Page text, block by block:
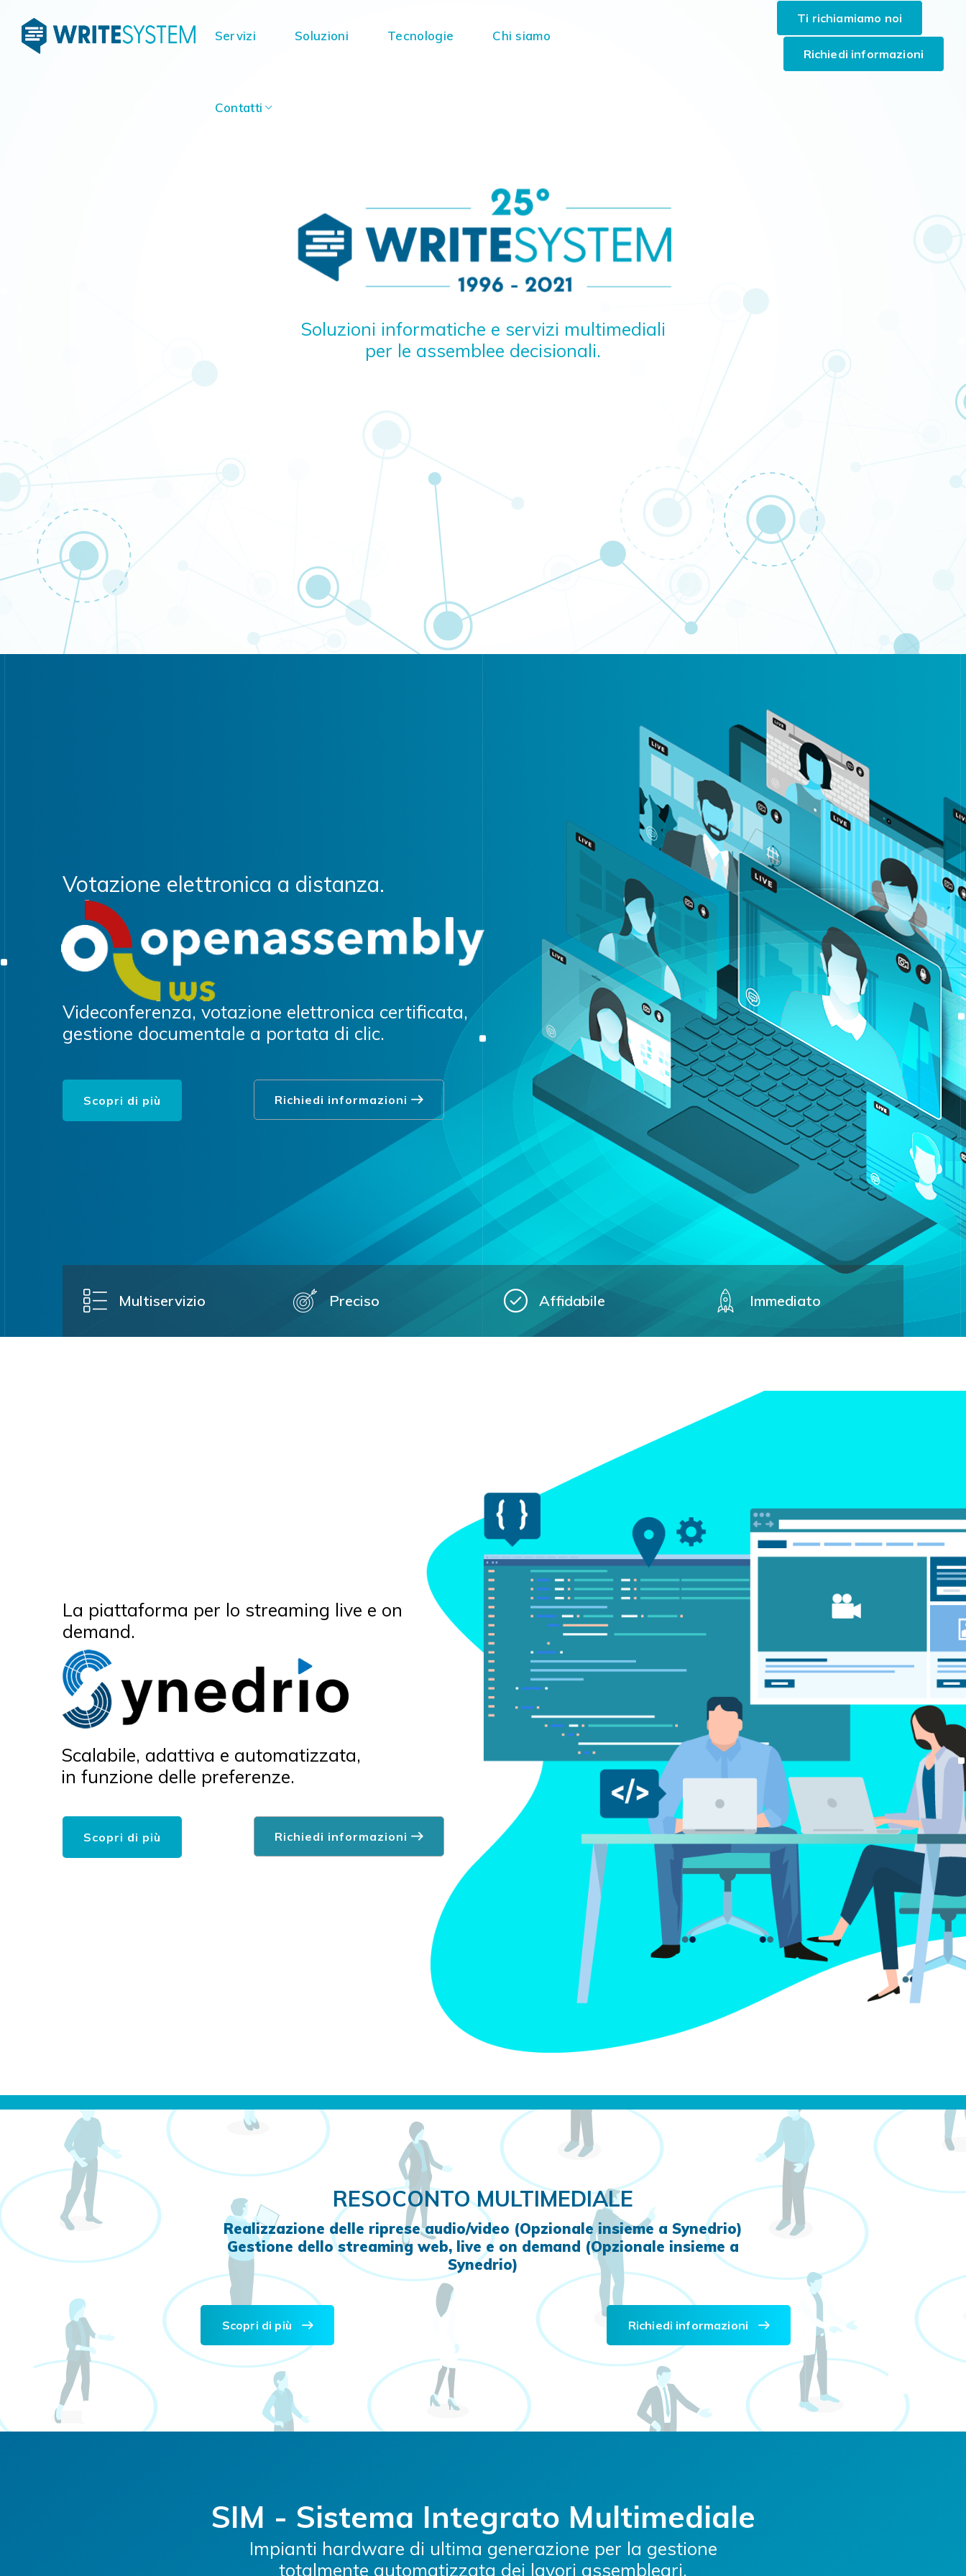
Servizi Soluzioni Tecnologie Chi siamo
Contatti
Ti richiamiamo noi
Richiedi informazioni
Multiservizio Preciso Affidabile Immediato
RESOCONTO MULTIMEDIALE
Realizzazione delle riprese audio/video (Opzionale insieme a Synedrio)
Gestione dello streaming web, live e on demand (Opzionale insieme a
Synedrio)
Scopri di più Richiedi informazioni
SIM - Sistema Integrato Multimediale
Impianti hardware di ultima generazione per la gestione
totalmente automatizzata dei lavori assembleari.